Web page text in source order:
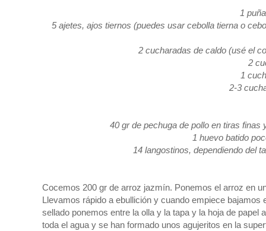
1
5 ajetes, ajos tiernos (puedes usar cebolla tierna o
2 cucharadas de caldo (usé el
2
1
2-3
40 gr de pechuga de pollo en tiras
1 huevo batido
14 langostinos, dependiendo del
Cocemos 200 gr de arroz jazmín. Ponemos el arroz en
Llevamos rápido a ebullición y cuando empiece
sellado ponemos entre la olla y la tapa y la hoja de
toda el agua y se han formado unos agujeritos en la